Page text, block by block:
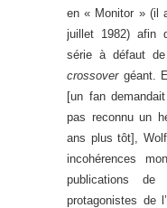
en « Monitor » (il
juillet 1982) afin
série à défaut
crossovergéant.
[un fan
pas reconnu un
ans plus tôt],
incohérences
publications
protagonistes de